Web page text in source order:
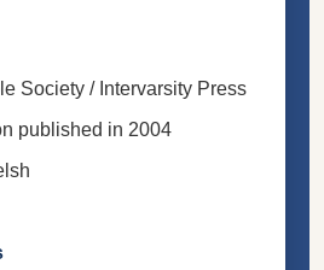
Society / Intervarsity Press
published in 2004